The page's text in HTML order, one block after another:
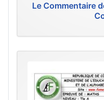
Le Commentaire